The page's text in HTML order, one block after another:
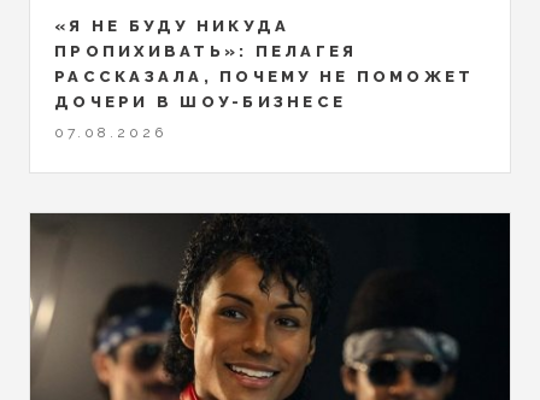
«Я НЕ БУДУ НИКУДА
ПРОПИХИВАТЬ»: ПЕЛАГЕЯ
РАССКАЗАЛА, ПОЧЕМУ НЕ ПОМОЖЕТ
ДОЧЕРИ В ШОУ-БИЗНЕСЕ
07.08.2026